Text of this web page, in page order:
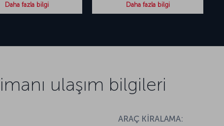
Daha fazla bilgi
Daha fazla bilgi
ulaşım bilgileri
ARAÇ KİRALAMA: